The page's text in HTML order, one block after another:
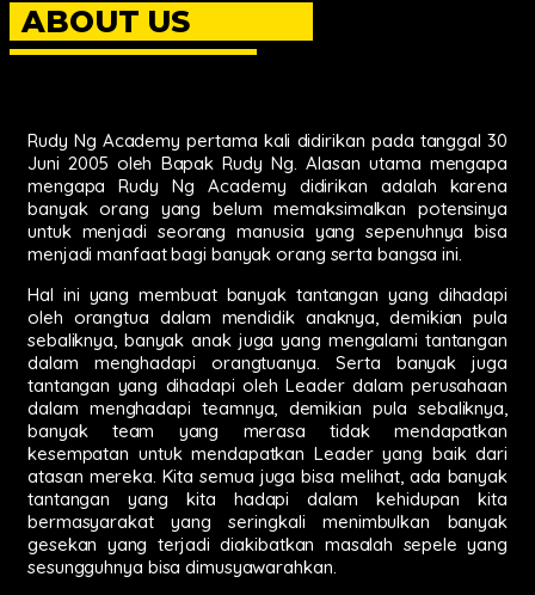
ABOUT US
Rudy Ng Academy pertama kali didirikan pada tanggal 30
Juni 2005 oleh Bapak Rudy Ng. Alasan utama mengapa
mengapa Rudy Ng Academy didirikan adalah karena
banyak orang yang belum memaksimalkan potensinya
untuk menjadi seorang manusia yang sepenuhnya bisa
menjadi manfaat bagi banyak orang serta bangsa ini.
Hal ini yang membuat banyak tantangan yang dihadapi
oleh orangtua dalam mendidik anaknya, demikian pula
sebaliknya, banyak anak juga yang mengalami tantangan
dalam menghadapi orangtuanya. Serta banyak juga
tantangan yang dihadapi oleh Leader dalam perusahaan
dalam menghadapi teamnya, demikian pula sebaliknya,
banyak team yang merasa tidak mendapatkan
kesempatan untuk mendapatkan Leader yang baik dari
atasan mereka. Kita semua juga bisa melihat, ada banyak
tantangan yang kita hadapi dalam kehidupan kita
bermasyarakat yang seringkali menimbulkan banyak
gesekan yang terjadi diakibatkan masalah sepele yang
sesungguhnya bisa dimusyawarahkan.